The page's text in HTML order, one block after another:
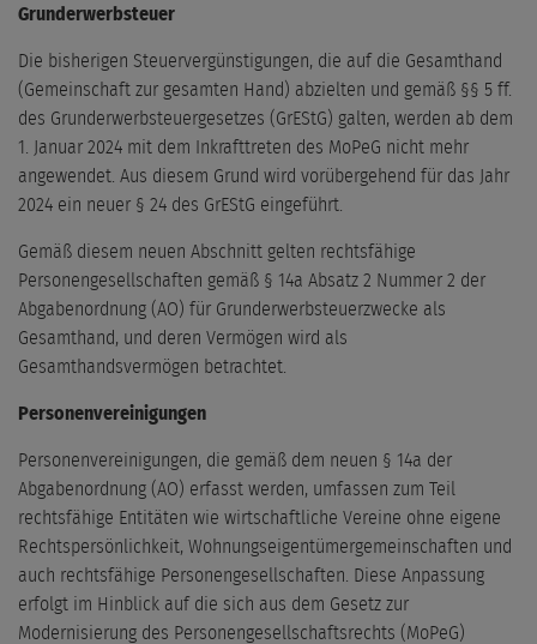
Grunderwerbsteuer
Die bisherigen Steuervergünstigungen, die auf die Gesamthand
(Gemeinschaft zur gesamten Hand) abzielten und gemäß §§ 5 ff.
des Grunderwerbsteuergesetzes (GrEStG) galten, werden ab dem
1. Januar 2024 mit dem Inkrafttreten des MoPeG nicht mehr
angewendet. Aus diesem Grund wird vorübergehend für das Jahr
2024 ein neuer § 24 des GrEStG eingeführt.
Gemäß diesem neuen Abschnitt gelten rechtsfähige
Personengesellschaften gemäß § 14a Absatz 2 Nummer 2 der
Abgabenordnung (AO) für Grunderwerbsteuerzwecke als
Gesamthand, und deren Vermögen wird als
Gesamthandsvermögen betrachtet.
Personenvereinigungen
Personenvereinigungen, die gemäß dem neuen § 14a der
Abgabenordnung (AO) erfasst werden, umfassen zum Teil
rechtsfähige Entitäten wie wirtschaftliche Vereine ohne eigene
Rechtspersönlichkeit, Wohnungseigentümergemeinschaften und
auch rechtsfähige Personengesellschaften. Diese Anpassung
erfolgt im Hinblick auf die sich aus dem Gesetz zur
Modernisierung des Personengesellschaftsrechts (MoPeG)